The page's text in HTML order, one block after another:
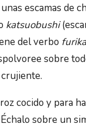
escamas de
katsuobushi
del verbo
sobre
cocido y para
sobre un